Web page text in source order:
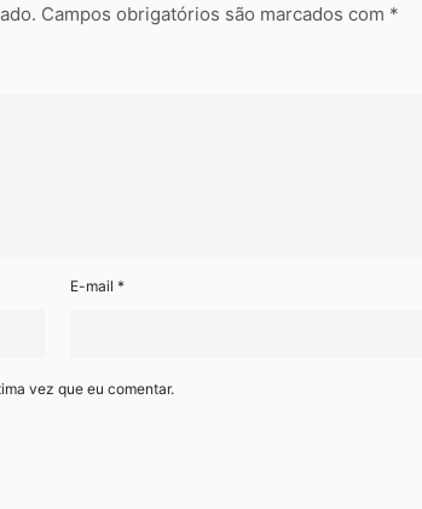
Campos obrigatórios são marcados com *
E-mail *
vez que eu comentar.